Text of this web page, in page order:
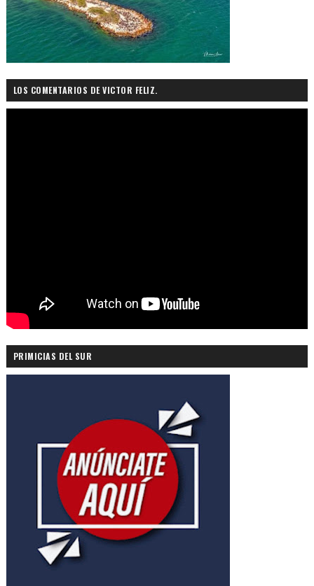
LOS COMENTARIOS DE VICTOR FELIZ.
PRIMICIAS DEL SUR